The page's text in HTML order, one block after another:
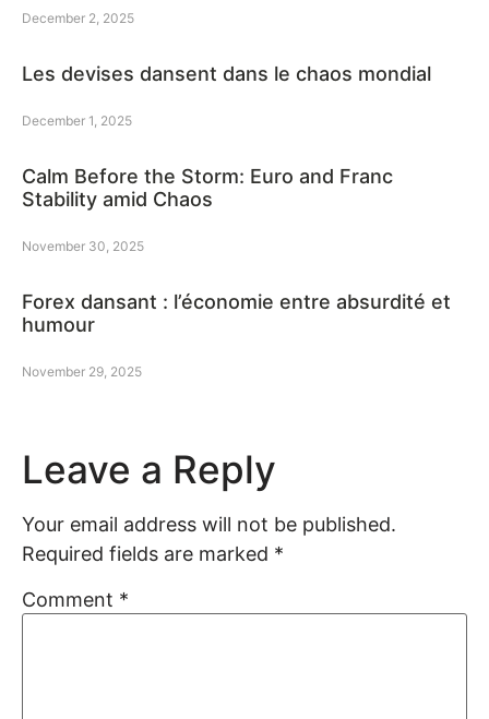
December 2, 2025
Les devises dansent dans le chaos mondial
December 1, 2025
Calm Before the Storm: Euro and Franc
Stability amid Chaos
November 30, 2025
Forex dansant : l’économie entre absurdité et
humour
November 29, 2025
Leave a Reply
Your email address will not be published.
Required fields are marked *
Comment *